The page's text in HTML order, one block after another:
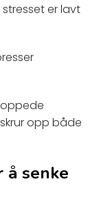
er lavt
opp både
å senke